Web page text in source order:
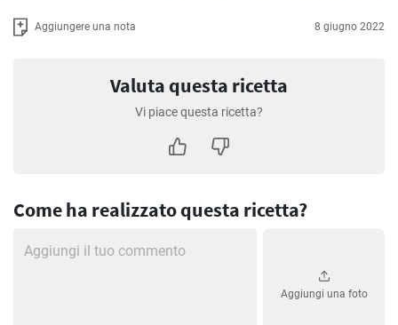
Aggiungere una nota 8 giugno 2022
Valuta questa ricetta
Vi piace questa ricetta?
Come ha realizzato questa ricetta?
Aggiungi una foto